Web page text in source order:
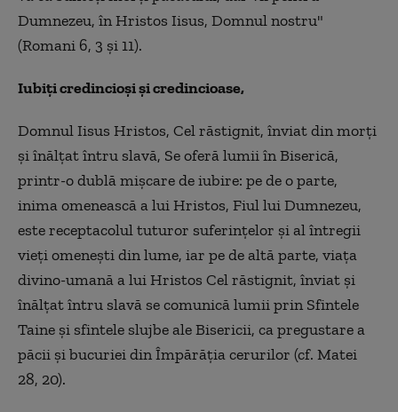
Dumnezeu, în Hristos Iisus, Domnul nostru"
(Romani 6, 3 şi 11).
Iubiţi credincioşi şi credincioase,
Domnul Iisus Hristos, Cel răstignit, înviat din morţi
şi înălţat întru slavă, Se oferă lumii în Biserică,
printr-o dublă mişcare de iubire: pe de o parte,
inima omenească a lui Hristos, Fiul lui Dumnezeu,
este receptacolul tuturor suferinţelor şi al întregii
vieţi omeneşti din lume, iar pe de altă parte, viaţa
divino-umană a lui Hristos Cel răstignit, înviat şi
înălţat întru slavă se comunică lumii prin Sfintele
Taine şi sfintele slujbe ale Bisericii, ca pregustare a
păcii şi bucuriei din Împărăţia cerurilor (cf. Matei
28, 20).